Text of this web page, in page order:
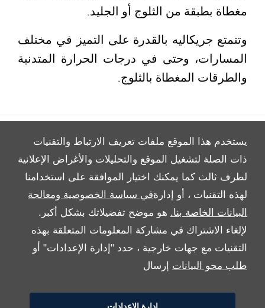
يستخدم هذا الموقع ملفات تعريف الارتباط والتقنيات
ذات الصلة لتشغيل الموقع والتحليلات والأغراض الإعلانية
لطرف ثالث كما يمكنك اختيار الموافقة على استخدامنا
لهذه التقنيات ، أو إدارةفي سياسة الخصوصية ومعالجة
البيانات الخاصة بنا. هو موضح تفضيلاتك بشكل أكبر.
لإلغاء الاشتراك في مشاركة المعلومات المتعلقة بهذه
التقنيات مع جهات خارجية ، حدد "إدارة الإعدادات" أو
طلب محو البيانات إرسال
مغطاة بطبقة من الثلوج أو الجليد.
وتتمتع جريكاليه بالقدرة على التميز في مختلف
المسارات، وحتى في درجات الحرارة المتدنية
والطرقات المغطاة بالثلوج.
All Rights Reserved
Follow Al Tayer Motors